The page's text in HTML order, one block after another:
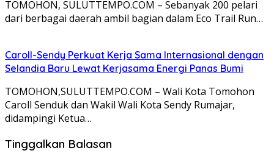
TOMOHON, SULUTTEMPO.COM – Sebanyak 200 pelari
dari berbagai daerah ambil bagian dalam Eco Trail Run…
Caroll-Sendy Perkuat Kerja Sama Internasional dengan
Selandia Baru Lewat Kerjasama Energi Panas Bumi
TOMOHON,SULUTTEMPO.COM – Wali Kota Tomohon
Caroll Senduk dan Wakil Wali Kota Sendy Rumajar,
didampingi Ketua…
Tinggalkan Balasan